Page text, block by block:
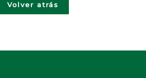
Volver atrás